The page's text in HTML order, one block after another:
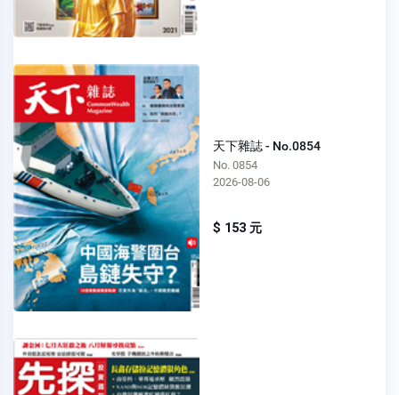
天下雜誌 - No.0854
No. 0854
2026-08-06
$ 153 元